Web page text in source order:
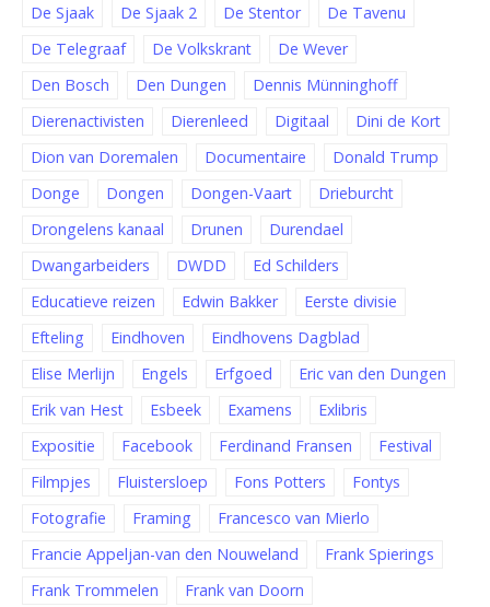
De Sjaak
De Sjaak 2 De Stentor
De Tavenu
De Telegraaf
De Volkskrant
De Wever
Den Bosch
Den Dungen
Dennis Münninghoff
Dierenactivisten
Dierenleed Digitaal
Dini de Kort
Dion van Doremalen
Documentaire
Donald Trump
Donge
Dongen Dongen-Vaart
Drieburcht
Drongelens kanaal
Drunen
Durendael
Dwangarbeiders
DWDD
Ed Schilders
Educatieve reizen
Edwin Bakker
Eerste divisie
Efteling
Eindhoven
Eindhovens Dagblad
Elise Merlijn
Engels Erfgoed
Eric van den Dungen
Erik van Hest
Esbeek Examens
Exlibris
Expositie
Facebook Ferdinand Fransen
Festival
Filmpjes
Fluistersloep Fons Potters
Fontys
Fotografie
Framing
Francesco van Mierlo
Francie Appeljan-van den Nouweland
Frank Spierings
Frank Trommelen
Frank van Doorn